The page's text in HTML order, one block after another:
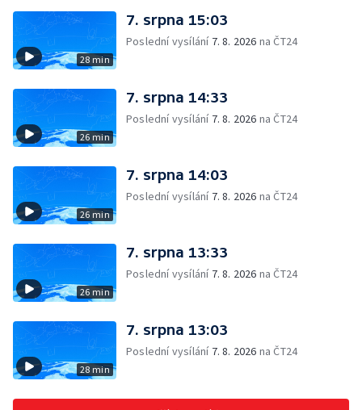
28 min
7. srpna 15:03
Poslední vysílání 7. 8. 2026 na ČT24
26 min
7. srpna 14:33
Poslední vysílání 7. 8. 2026 na ČT24
26 min
7. srpna 14:03
Poslední vysílání 7. 8. 2026 na ČT24
26 min
7. srpna 13:33
Poslední vysílání 7. 8. 2026 na ČT24
28 min
7. srpna 13:03
Poslední vysílání 7. 8. 2026 na ČT24